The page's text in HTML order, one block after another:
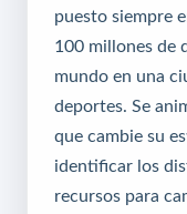
puesto siempre
100 millones de
mundo en una
deportes. Se
que cambie su
identificar los
recursos para